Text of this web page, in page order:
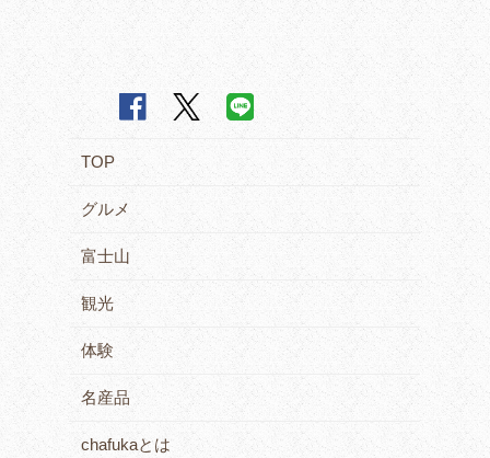
TOP
グルメ
富士山
観光
体験
名産品
chafukaとは